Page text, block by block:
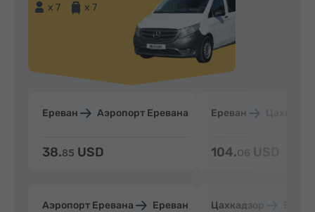
x 7
x 7
Ереван Аэропорт Еревана
38.85 USD
Аэропорт Еревана Ереван
Ереван
104.06 USD
Цахкадзор